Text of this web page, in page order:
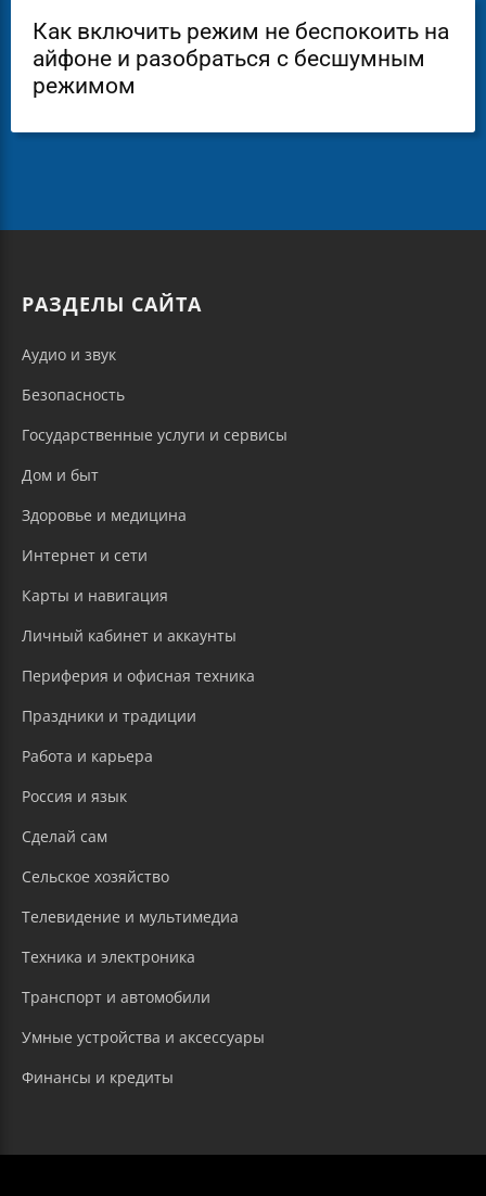
Как включить режим не беспокоить на
айфоне и разобраться с бесшумным
режимом
РАЗДЕЛЫ САЙТА
Аудио и звук
Безопасность
Государственные услуги и сервисы
Дом и быт
Здоровье и медицина
Интернет и сети
Карты и навигация
Личный кабинет и аккаунты
Периферия и офисная техника
Праздники и традиции
Работа и карьера
Россия и язык
Сделай сам
Сельское хозяйство
Телевидение и мультимедиа
Техника и электроника
Транспорт и автомобили
Умные устройства и аксессуары
Финансы и кредиты